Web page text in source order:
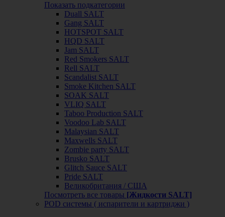
Показать подкатегории
Duall SALT
Gang SALT
HOTSPOT SALT
HQD SALT
Jam SALT
Red Smokers SALT
Rell SALT
Scandalist SALT
Smoke Kitchen SALT
SOAK SALT
VLIQ SALT
Taboo Production SALT
Voodoo Lab SALT
Malaysian SALT
Maxwells SALT
Zombie party SALT
Brusko SALT
Glitch Sauce SALT
Pride SALT
Великобритания / США
Посмотреть все товары [Жидкости SALT]
POD системы ( испарители и картриджи )